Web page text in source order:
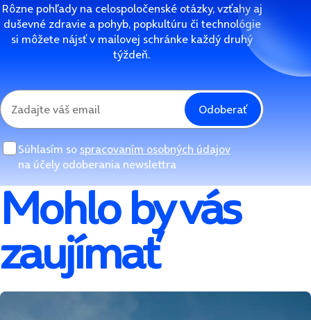
Rôzne pohľady na celospoločenské otázky, vzťahy aj
duševné zdravie a pohyb, popkultúru či technológie
si môžete nájsť v mailovej schránke každý druhý
týždeň.
Odoberať
Súhlasím so spracovaním osobných údajov
na účely odoberania newslettra
Mohlo by vás
zaujímať